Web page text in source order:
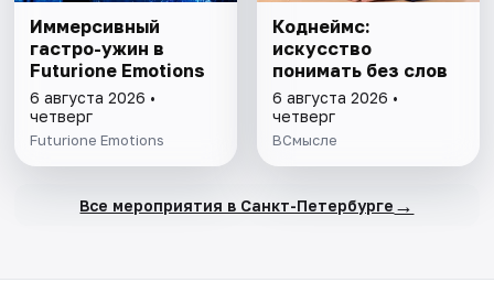
Иммерсивный
гастро-ужин в
Futurione Emotions
6 августа 2026 •
четверг
Futurione Emotions
Коднеймс:
искусство
понимать без слов
6 августа 2026 •
четверг
ВСмысле
Все мероприятия в Санкт-Петербурге →